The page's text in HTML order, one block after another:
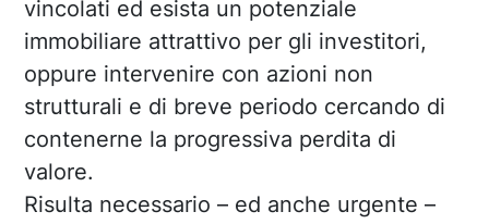
vincolati ed esista un potenziale
immobiliare attrattivo per gli investitori,
oppure intervenire con azioni non
strutturali e di breve periodo cercando di
contenerne la progressiva perdita di
valore.
Risulta necessario – ed anche urgente –